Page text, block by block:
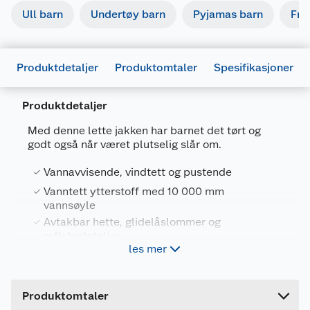
Ull barn Undertøy barn Pyjamas barn
Produktdetaljer Produktomtaler Spesifikasjoner
Produktdetaljer
Med denne lette jakken har barnet det tørt og
godt også når været plutselig slår om.
Vannavvisende, vindtett og pustende
Vanntett ytterstoff med 10 000 mm
vannsøyle
Avtakbar hette, glidelåslommer og
Stilig, fargerikt design
I Vermo-jakken er små eventyrere klare til å
les mer
Produktomtaler
Generelt
Artikkelnummer
6438557358888
Leverandørens
artikkelnummer
Størrelse
Farge